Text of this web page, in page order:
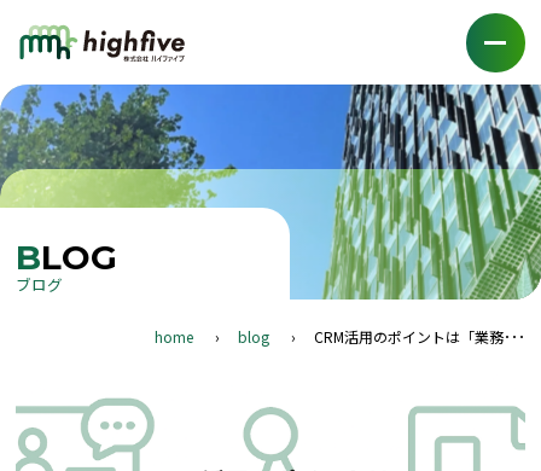
BLOG
ブログ
home blog CRM活用のポイントは「業務･･･